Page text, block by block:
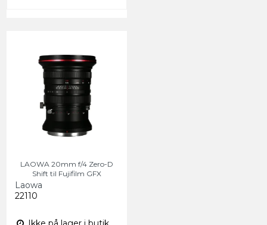
LAOWA 20mm f/4 Zero-D
Shift til Fujifilm GFX
Laowa
22110